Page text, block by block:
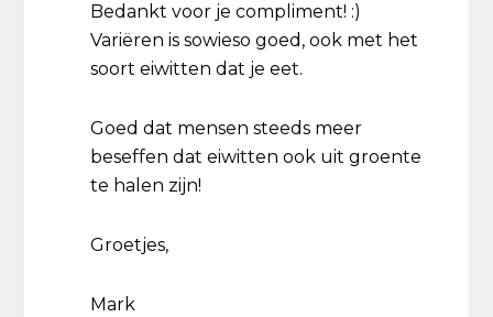
Bedankt voor je compliment! :)
Variëren is sowieso goed, ook met het
soort eiwitten dat je eet.
Goed dat mensen steeds meer
beseffen dat eiwitten ook uit groente
te halen zijn!
Groetjes,
Mark